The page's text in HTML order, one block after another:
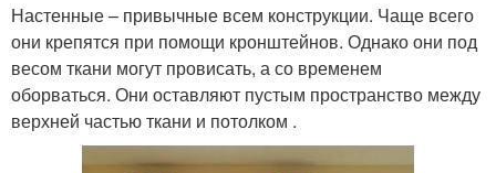
Настенные – привычные всем конструкции. Чаще всего
они крепятся при помощи кронштейнов. Однако они под
весом ткани могут провисать, а со временем
оборваться. Они оставляют пустым пространство между
верхней частью ткани и потолком .